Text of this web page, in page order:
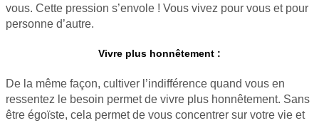
vous. Cette pression s’envole ! Vous vivez pour vous et pour
personne d’autre.
Vivre plus honnêtement :
De la même façon, cultiver l’indifférence quand vous en
ressentez le besoin permet de vivre plus honnêtement. Sans
être égoïste, cela permet de vous concentrer sur votre vie et